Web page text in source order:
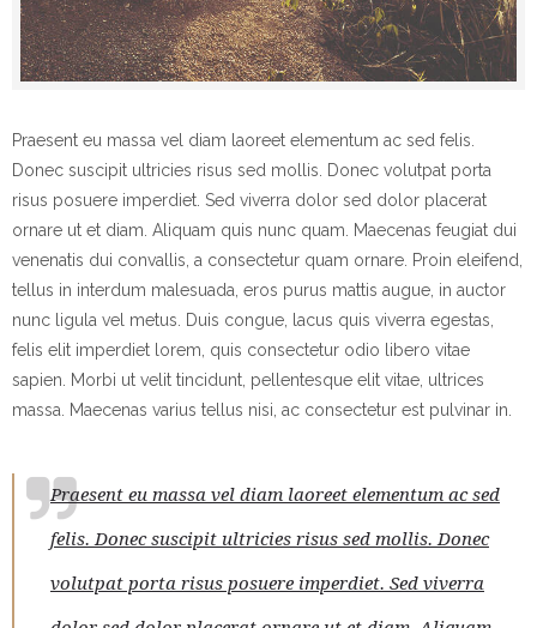
Praesent eu massa vel diam laoreet elementum ac sed felis.
Donec suscipit ultricies risus sed mollis. Donec volutpat porta
risus posuere imperdiet. Sed viverra dolor sed dolor placerat
ornare ut et diam. Aliquam quis nunc quam. Maecenas feugiat dui
venenatis dui convallis, a consectetur quam ornare. Proin eleifend,
tellus in interdum malesuada, eros purus mattis augue, in auctor
nunc ligula vel metus. Duis congue, lacus quis viverra egestas,
felis elit imperdiet lorem, quis consectetur odio libero vitae
sapien. Morbi ut velit tincidunt, pellentesque elit vitae, ultrices
massa. Maecenas varius tellus nisi, ac consectetur est pulvinar in.
Praesent eu massa vel diam laoreet elementum ac sed
felis. Donec suscipit ultricies risus sed mollis. Donec
volutpat porta risus posuere imperdiet. Sed viverra